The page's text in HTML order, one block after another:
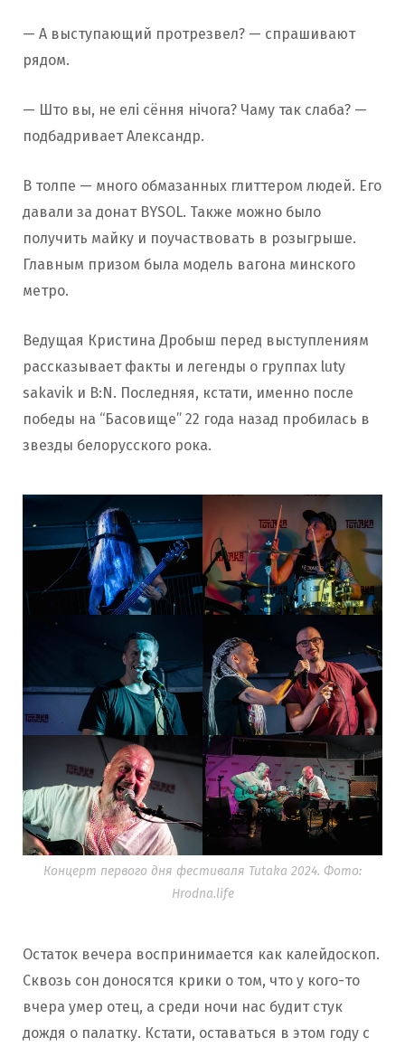
— А выступающий протрезвел? — спрашивают
рядом.
— Што вы, не елі сёння нічога? Чаму так слаба? —
подбадривает Александр.
В толпе — много обмазанных глиттером людей. Его
давали за донат BYSOL. Также можно было
получить майку и поучаствовать в розыгрыше.
Главным призом была модель вагона минского
метро.
Ведущая Кристина Дробыш перед выступлениям
рассказывает факты и легенды о группах luty
sakavik и B:N. Последняя, кстати, именно после
победы на “Басовище” 22 года назад пробилась в
звезды белорусского рока.
Концерт первого дня фестиваля Tutaka 2024. Фото:
Hrodna.life
Остаток вечера воспринимается как калейдоскоп.
Сквозь сон доносятся крики о том, что у кого-то
вчера умер отец, а среди ночи нас будит стук
дождя о палатку. Кстати, оставаться в этом году с